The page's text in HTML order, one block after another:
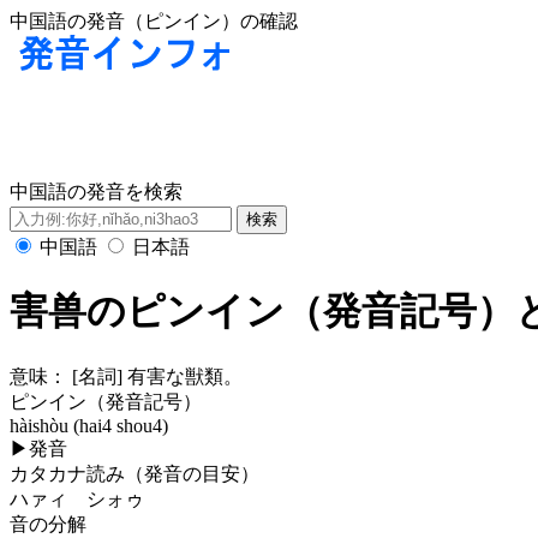
中国語の発音（ピンイン）の確認
中国語の発音を検索
中国語 日本語
害兽のピンイン（発音記号）
意味：
[名詞] 有害な獣類。
ピンイン（発音記号）
hàishòu (hai4 shou4)
▶発音
カタカナ読み（発音の目安）
ハァィ シォゥ
音の分解